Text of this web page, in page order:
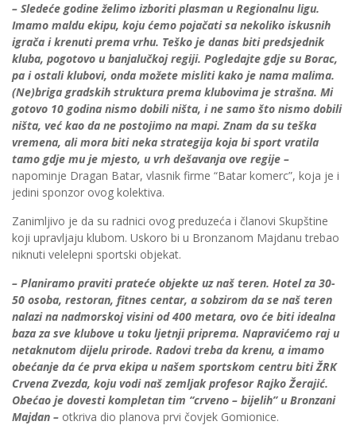
– Sledeće godine želimo izboriti plasman u Regionalnu ligu.
Imamo maldu ekipu, koju ćemo pojačati sa nekoliko iskusnih
igrača i krenuti prema vrhu. Teško je danas biti predsjednik
kluba, pogotovo u banjalučkoj regiji. Pogledajte gdje su Borac,
pa i ostali klubovi, onda možete misliti kako je nama malima.
(Ne)briga gradskih struktura prema klubovima je strašna. Mi
gotovo 10 godina nismo dobili ništa, i ne samo što nismo dobili
ništa, već kao da ne postojimo na mapi. Znam da su teška
vremena, ali mora biti neka strategija koja bi sport vratila
tamo gdje mu je mjesto, u vrh dešavanja ove regije –
napominje Dragan Batar, vlasnik firme “Batar komerc”, koja je i
jedini sponzor ovog kolektiva.
Zanimljivo je da su radnici ovog preduzeća i članovi Skupštine
koji upravljaju klubom. Uskoro bi u Bronzanom Majdanu trebao
niknuti velelepni sportski objekat.
– Planiramo praviti prateće objekte uz naš teren. Hotel za 30-
50 osoba, restoran, fitnes centar, a sobzirom da se naš teren
nalazi na nadmorskoj visini od 400 metara, ovo će biti idealna
baza za sve klubove u toku ljetnji priprema. Napravićemo raj u
netaknutom dijelu prirode. Radovi treba da krenu, a imamo
obećanje da će prva ekipa u našem sportskom centru biti ŽRK
Crvena Zvezda, koju vodi naš zemljak profesor Rajko Žerajić.
Obećao je dovesti kompletan tim “crveno – bijelih” u Bronzani
Majdan – otkriva dio planova prvi čovjek Gomionice.